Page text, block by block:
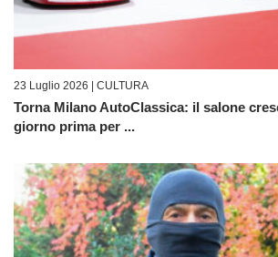
23 Luglio 2026 | CULTURA
Torna Milano AutoClassica: il salone
giorno prima per ...